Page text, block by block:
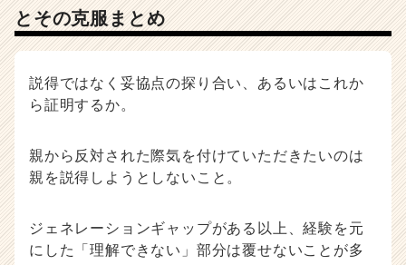
とその克服まとめ
説得ではなく妥協点の探り合い、あるいはこれか
ら証明するか。
親から反対された際気を付けていただきたいのは
親を説得しようとしないこと。
ジェネレーションギャップがある以上、経験を元
にした「理解できない」部分は覆せないことが多